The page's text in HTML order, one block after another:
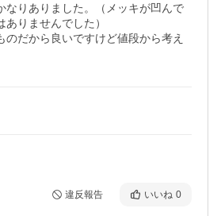
なりありました。（メッキが凹んで
りませんでした）
のだから良いですけど値段から考え
違反報告 いいね 0